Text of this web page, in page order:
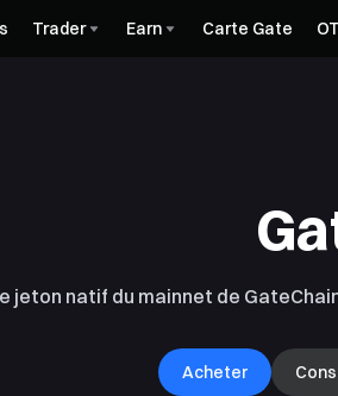
Trader Earn Carte Gate
jeton natif du mainnet de
Acheter